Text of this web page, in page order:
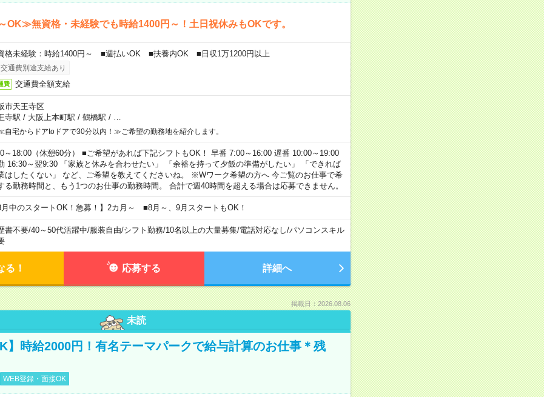
OK≫無資格・未経験でも時給1400円～！土日祝休みもOKです。
格未経験：時給1400円～ ■週払いOK ■扶養内OK ■日収1万1200円以上
交通費別途支給あり
費 交通費全額支給
市天王寺区
寺駅 / 大阪上本町駅 / 鶴橋駅 /
自宅からドアtoドアで30分以内！≫ご希望の勤務地を紹介します。
～18:00（休憩60分） ■ご希望があれば下記シフトもOK！ 早番 7:00～16:00 遅番 10:00～19:00
16:30～翌9:30 「家族と休みを合わせたい」 「余裕を持って夕飯の準備がしたい」 「できれば
はしたくない」 など、ご希望を教えてくださいね。 ※Wワーク希望の方へ 今ご覧のお仕事で希
る勤務時間と、もう1つのお仕事の勤務時間。 合計で週40時間を超える場合は応募できません。
月中のスタートOK！急募！】2カ月～ ■8月～、9月スタートもOK！
書不要/40～50代活躍中/服装自由/シフト勤務/10名以上の大量募集/電話対応なし/パソコンスキル
る！ 応募する 詳細へ
掲載日：2026.08.06
未読
】時給2000円！有名テーマパークで給与計算のお仕事＊残
WEB登録・面接OK